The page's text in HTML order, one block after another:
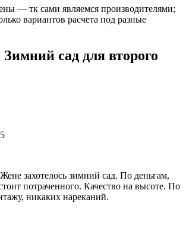
— тк сами являемся производителями;
вариантов расчета под разные
Зимний сад для второго
захотелось зимний сад. По деньгам,
потраченного. Качество на высоте. По
никаких нареканий.